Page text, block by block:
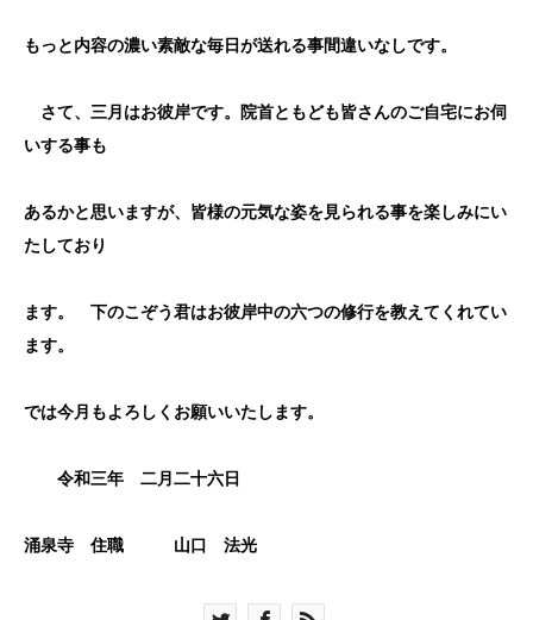
もっと内容の濃い素敵な毎日が送れる事間違いなしです。
さて、三月はお彼岸です。院首ともども皆さんのご自宅にお伺
いする事も
あるかと思いますが、皆様の元気な姿を見られる事を楽しみにい
たしており
ます。 下のこぞう君はお彼岸中の六つの修行を教えてくれてい
ます。
では今月もよろしくお願いいたします。
令和三年 二月二十六日
涌泉寺 住職 山口 法光